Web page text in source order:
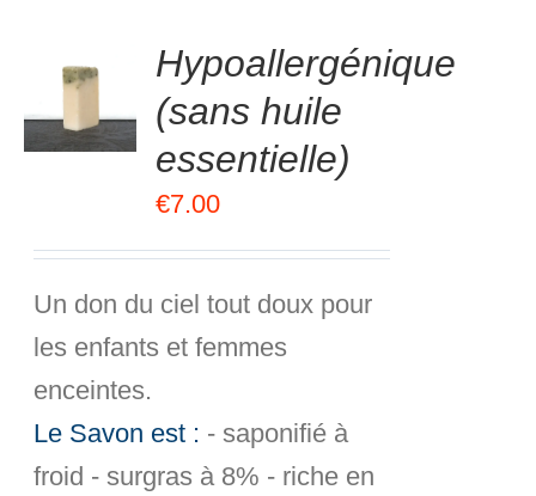
Hypoallergénique
(sans huile
essentielle)
€7.00
Un don du ciel tout doux pour
les enfants et femmes
enceintes.
Le Savon est : - saponifié à
froid - surgras à 8% - riche en